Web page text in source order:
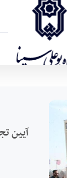
شهدای
آیین